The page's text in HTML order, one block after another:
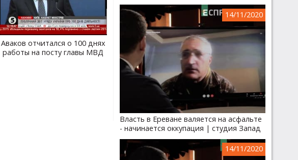
Аваков отчитался о 100 днях
работы на посту главы МВД
14/11/2020
Власть в Ереване валяется на асфальте
- начинается оккупация | студия Запад
14/11/2020